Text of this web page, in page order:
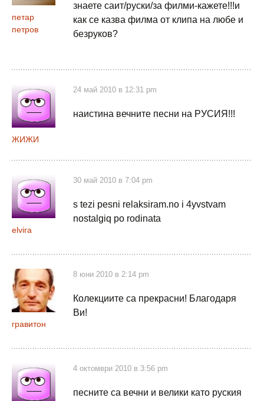
петар
петров
знаете саит/руски/за филми-кажете!!!и
как се казва филма от клипа на любе и
безруков?
ЖИЖИ
24 май 2010 в 12:31 pm
наистина вечните песни на РУСИЯ!!!
elvira
30 май 2010 в 7:04 pm
s tezi pesni relaksiram.no i 4yvstvam
nostalgiq po rodinata
гравитон
8 юни 2010 в 2:14 pm
Колекциите са прекрасни! Благодаря
Ви!
4 октомври 2010 в 3:56 pm
песните са вечни и велики като руския